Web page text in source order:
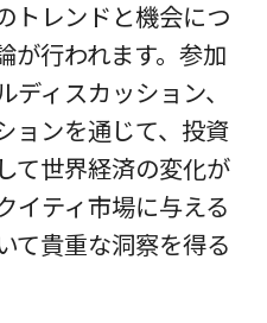
トレンドと機会につ
が行われます。参加
ィスカッション、
ョンを通じて、投資
て世界経済の変化が
イティ市場に与える
て貴重な洞察を得る